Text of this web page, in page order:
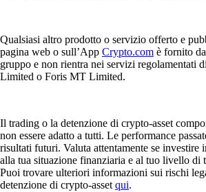
Qualsiasi altro prodotto o servizio offerto e
pagina web o sull’App Crypto.com è fornito
gruppo e non rientra nei servizi
Limited o Foris MT Limited.
Il trading o la detenzione di crypto-asset
non essere adatto a tutti. Le performance
risultati futuri. Valuta attentamente se investire
alla tua situazione finanziaria e al tuo livello di
Puoi trovare ulteriori informazioni sui rischi
detenzione di crypto-asset qui.